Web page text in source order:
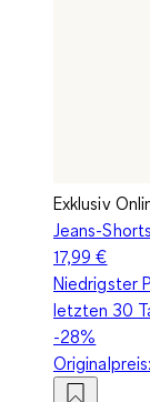
Exklusiv
Jeans-Shorts
17,99 €
Niedrigster
letzten 30
-28%
Originalpreis: